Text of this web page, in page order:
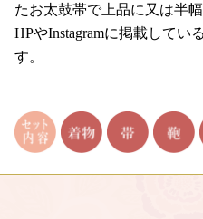
たお太鼓帯で上品に又は半
HPやInstagramに掲載して
す。